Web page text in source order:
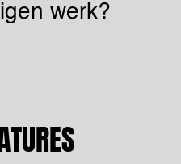
werk?